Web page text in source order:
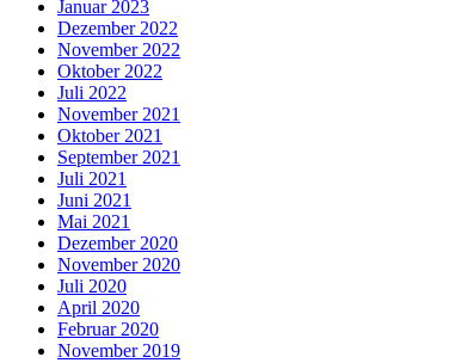
Januar 2023
Dezember 2022
November 2022
Oktober 2022
Juli 2022
November 2021
Oktober 2021
September 2021
Juli 2021
Juni 2021
Mai 2021
Dezember 2020
November 2020
Juli 2020
April 2020
Februar 2020
November 2019